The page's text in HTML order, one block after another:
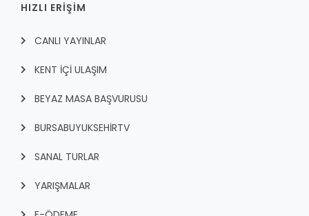
HIZLI ERİŞİM
CANLI YAYINLAR
KENT İÇI ULAŞIM
BEYAZ MASA BAŞVURUSU
BURSABUYUKSEHIRTV
SANAL TURLAR
YARIŞMALAR